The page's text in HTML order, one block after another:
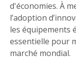
d'économies. À
l’adoption
les équipements
essentielle pour
marché mondial.